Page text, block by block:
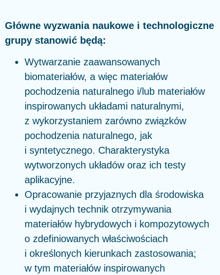
Główne wyzwania naukowe i technologiczne
grupy stanowić będą:
Wytwarzanie zaawansowanych
biomateriałów, a więc materiałów
pochodzenia naturalnego i/lub materiałów
inspirowanych układami naturalnymi,
z wykorzystaniem zarówno związków
pochodzenia naturalnego, jak
i syntetycznego. Charakterystyka
wytworzonych układów oraz ich testy
aplikacyjne.
Opracowanie przyjaznych dla środowiska
i wydajnych technik otrzymywania
materiałów hybrydowych i kompozytowych
o zdefiniowanych właściwościach
i określonych kierunkach zastosowania;
w tym materiałów inspirowanych